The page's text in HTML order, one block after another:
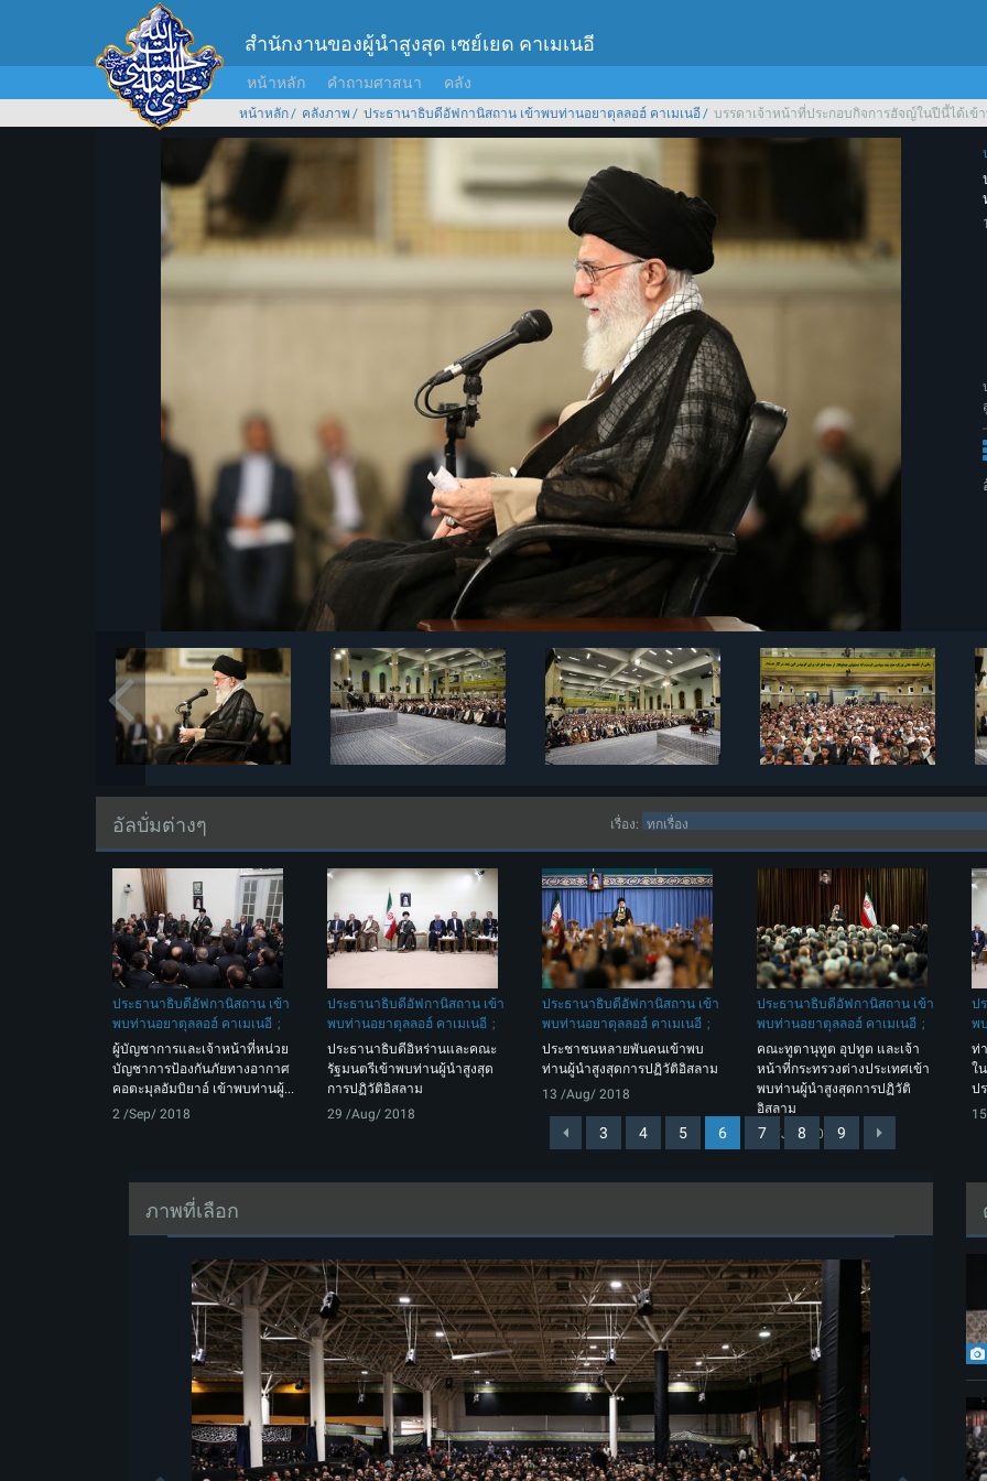
สำนักงานของผู้นำสูงสุด เซย์เยด คาเมเนอี
หน้าหลัก คำถามศาสนา คลัง
หน้าหลัก คลังภาพ ประธานาธิบดีอัฟกานิสถาน เข้าพบท่านอยาตุลลอฮ์ คาเมเนอี บรรดาเจ้าหน้าที่ประกอบกิจการฮัจญ์ในปีนี้ได้เ
อัลบั่มต่างๆ เรื่อง:
ประธานาธิบดีอัฟกานิสถาน เข้า
พบท่านอยาตุลลอฮ์ คาเมเนอี
ผู้บัญชาการและเจ้าหน้าที่หน่วย
บัญชาการป้องกันภัยทางอากาศ
คอตะมุลอัมบิยาอ์ เข้าพบท่านผู้...
2 /Sep/ 2018
ประธานาธิบดีอัฟกานิสถาน เข้า
พบท่านอยาตุลลอฮ์ คาเมเนอี
ประธานาธิบดีอิหร่านและคณะ
รัฐมนตรีเข้าพบท่านผู้นำสูงสุด
การปฏิวัติอิสลาม
29 /Aug/ 2018
ประธานาธิบดีอัฟกานิสถาน เข้า
พบท่านอยาตุลลอฮ์ คาเมเนอี
ประชาชนหลายพันคนเข้าพบ
ท่านผู้นำสูงสุดการปฏิวัติอิสลาม
13 /Aug/ 2018
ประธานาธิบดีอัฟกานิสถาน เข้า
พบท่านอยาตุลลอฮ์ คาเมเนอี
คณะทูตานุทูต อุปทูต และเจ้า
หน้าที่กระทรวงต่างประเทศเข้า
พบท่านผู้นำสูงสุดการปฏิวัติ
อิสลาม
21 /Jul/ 2018
ป
พ
ท่
ใ
ป
3 4 5 6 7 8 9
ภาพที่เลือก